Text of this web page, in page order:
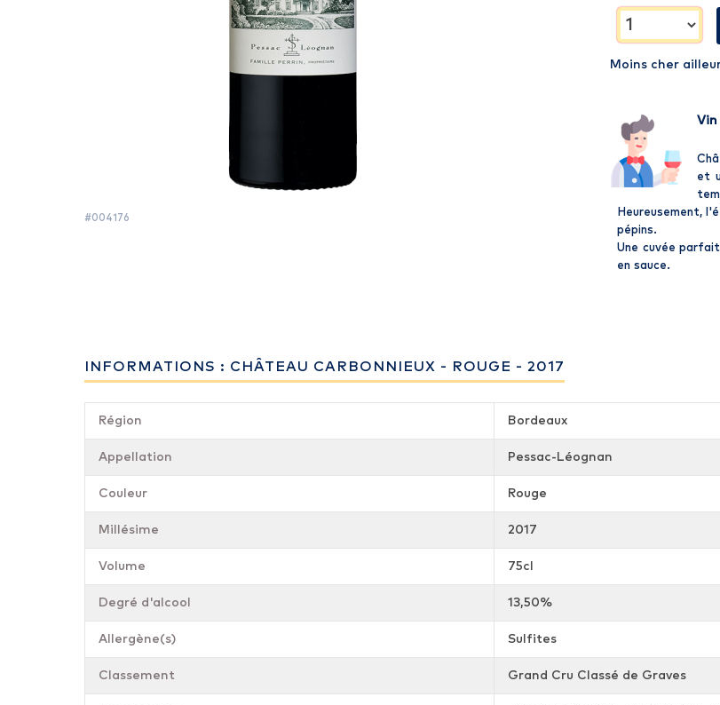
#004176
Moins cher
Vin
et
Heureusement,
pépins.
Une cuvée
en sauce.
INFORMATIONS : CHÂTEAU CARBONNIEUX - ROUGE - 2017
Région Bordeaux
Appellation Pessac-Léognan
Couleur Rouge
Millésime 2017
Volume 75cl
Degré d'alcool 13,50%
Allergène(s) Sulfites
Classement Grand Cru Classé de Graves